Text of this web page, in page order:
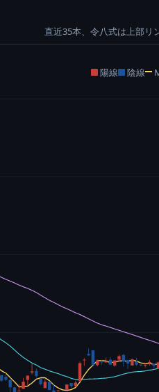
直近35本、令八式は上部リ
陽線 陰線